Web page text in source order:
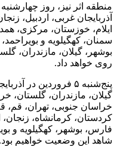
آذربایجان غربی، اردبیل،
ایلام، خوزستان، مرکزی،
سمنان، کهگیلویه و
بوشهر، گیلان، مازندران،
روی خواهد داد.
پنج‌شنبه ۵ فروردین در
گیلان، مازندران،
خراسان جنوبی، تهران، قم،
کردستان، کرمانشاه، زنجان،
فارس، بوشهر، کهگیلویه و
شاهد این وضعیت خواهیم بود.